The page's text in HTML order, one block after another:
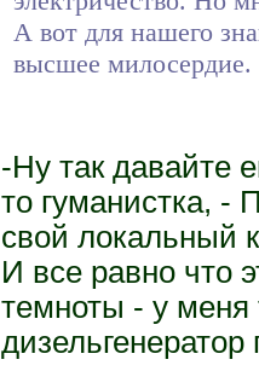
А вот для нашего
высшее милосердие.
-Ну так давайте
то гуманистка, -
свой локальный
И все равно что
темноты - у меня